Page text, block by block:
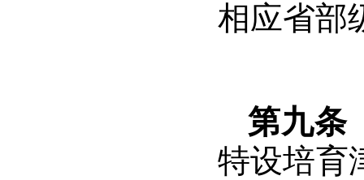
相应省部
第九条
特设培育